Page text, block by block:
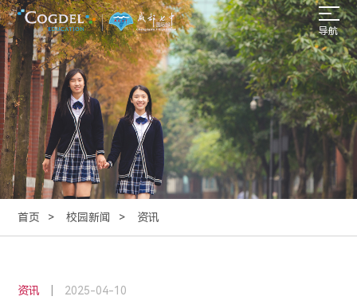
导航
首页 校园新闻 资讯
资讯 2025-04-10